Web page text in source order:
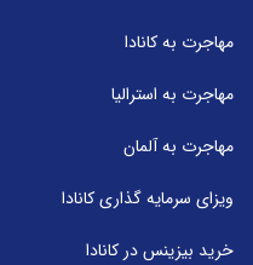
تلفن:
شعبه 2
تلفن:
مهاجرت به کانادا
مهاجرت به استرالیا
مهاجرت به آلمان
ویزای سرمایه گذاری کانادا
خرید بیزینس در کانادا